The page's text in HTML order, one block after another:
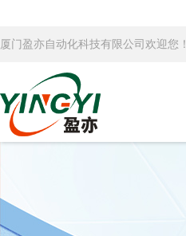
厦门盈亦自动化科技有限公司欢迎您！